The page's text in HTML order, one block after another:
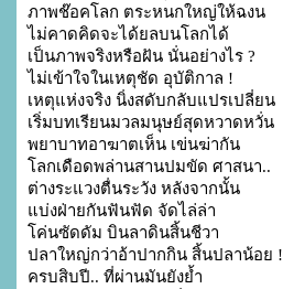
ภาพช๊อคโลก ตระหนกใหญ่ให้ฉงน
ไม่คาดคิดจะได้ยลบนโลกได้
เป็นภาพจริงหรือฝัน นั่นอย่างไร ?
ไม่เข้าใจในเหตุชัด อุบัติกาล !
เหตุแห่งจริง นิ่งสดับกลับแปรเปลี่ยน
เริ่มบทเรียนมวลมนุษย์สุดหวาดหวั่น
พยาบาทอาฆาตเห็น เข่นฆ่ากัน
โลกเดือดพล่านสานปมขัด ศาสนา..
ต่างระแวงตื่นระวัง หลังจากนั้น
แบ่งฝ่ายกันฟันฟัด จัดไล่ล่า
โค่นซัดดัม บินลาดินสิ้นชีวา
ปลาใหญ่กว่าอ้าปากกิน สิ้นปลาน้อย !
ครบสิบปี.. ที่ผ่านมันยังย้ำ